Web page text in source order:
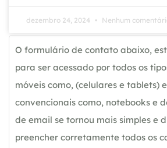
dezembro 24, 2024 Nenhum
O formulário de contato abaixo,
para ser acessado por todos os
móveis como, (celulares e tablets)
convencionais como, notebooks e
de email se tornou mais simples e
preencher corretamente todos os